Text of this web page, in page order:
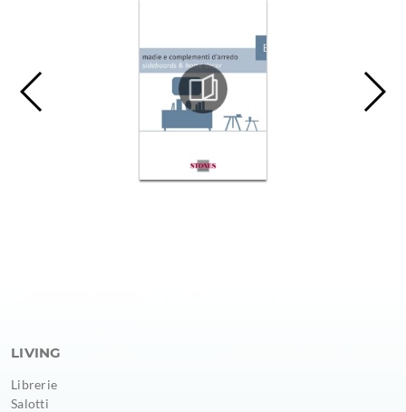
LIVING
Librerie
Salotti